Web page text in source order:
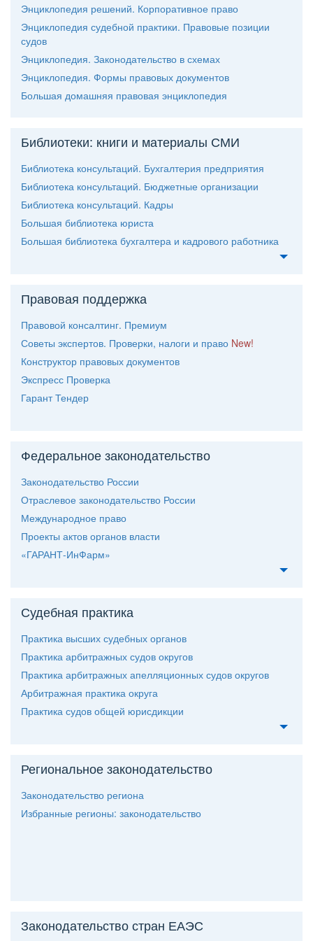
Энциклопедия решений. Корпоративное право
Энциклопедия судебной практики. Правовые позиции
судо
Энциклопедия. Законодательство в схемах
Энциклопедия. Формы правовых документо
Большая домашняя правовая энциклопедия
Библиотеки: книги и материалы СМИ
Библиотека консультаций. Бухгалтерия предприятия
Библиотека консультаций. Бюджетные организации
Библиотека консультаций. Кадры
Большая библиотека юриста
Большая библиотека бухгалтера и кадрового работника
Правовая поддержка
Правовой консалтинг. Премиум
Советы экспертов. Проверки, налоги и право New!
Конструктор правовых документо
Экспресс Проверка
Гарант Тендер
Федеральное законодательство
Законодательство России
Отраслевое законодательство России
Международное право
Проекты актов органов власти
«ГАРАНТ-ИнФарм»
Судебная практика
Практика высших судебных органо
Практика арбитражных судов округо
Практика арбитражных апелляционных судов округо
Арбитражная практика округа
Практика судов общей юрисдикции
Региональное законодательство
Законодательство региона
Избранные регионы: законодательство
Законодательство стран ЕАЭС